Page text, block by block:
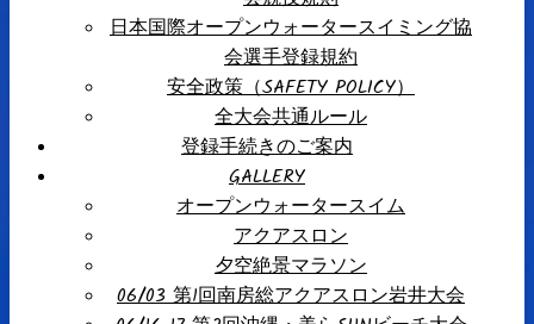
日本国際オープンウォータースイミング協
会選手登録規約
安全政策（SAFETY POLICY）
全大会共通ルール
登録手続きのご案内
GALLERY
オープンウォータースイム
アクアスロン
夕空絶景マラソン
06/03 第1回南房総アクアスロン岩井大会